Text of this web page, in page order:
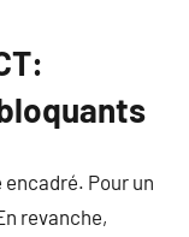
Pour un
revanche,